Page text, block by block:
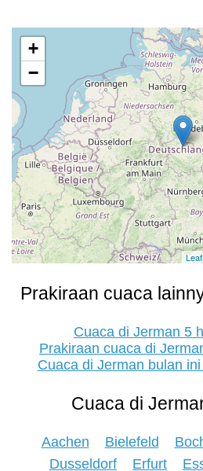
+
−
Prakiraan cuaca
Cuaca di Jerman 5
Prakiraan cuaca di
Cuaca di Jerman bulan
Cuaca di
Aachen Bielefeld
Dusseldorf
Erfurt